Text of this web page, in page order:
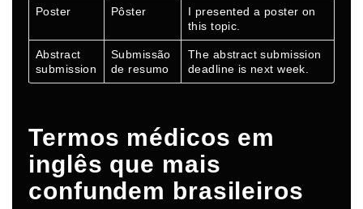
Poster Pôster
I presented a poster on
this topic.
Abstract
submission
Submissão
de resumo
The abstract submission
deadline is next week.
Termos médicos em
inglês que mais
confundem brasileiros